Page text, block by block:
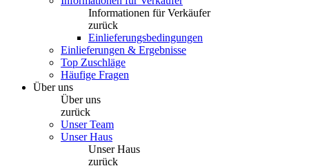
Informationen für Verkäufer
zurück
Einlieferungsbedingungen
Einlieferungen & Ergebnisse
Top Zuschläge
Häufige Fragen
Über uns
Über uns
zurück
Unser Team
Unser Haus
Unser Haus
zurück